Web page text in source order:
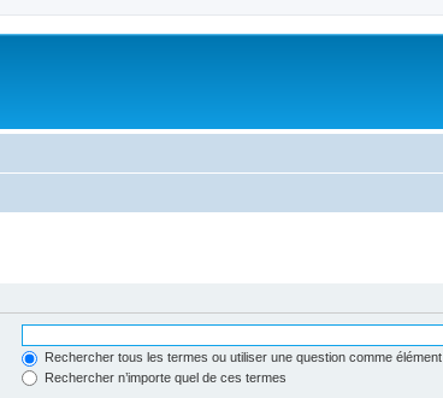
Rechercher tous les termes ou utiliser une question comme élément
Rechercher n’importe quel de ces termes